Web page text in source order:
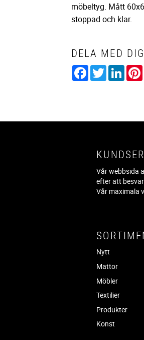
möbeltyg. Mått
stoppad och klar.
DELA MED DIG
Facebook
Twitter
Vår webbsida
efter att
Vår maximala
Nytt
Mattor
Möbler
Textilier
Produkter
Konst